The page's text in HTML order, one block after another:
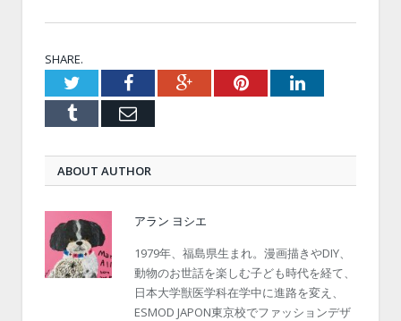
SHARE.
TwitterFacebookGoogle+PinterestLinkedIn
Tumblr Email
ABOUT AUTHOR
アラン ヨシエ
1979年、福島県生まれ。漫画描きやDIY、
動物のお世話を楽しむ子ども時代を経て、
日本大学獣医学科在学中に進路を変え、
ESMOD JAPON東京校でファッションデザ